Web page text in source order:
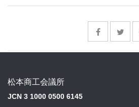
松本商工会議所
JCN 3 1000 0500 6145